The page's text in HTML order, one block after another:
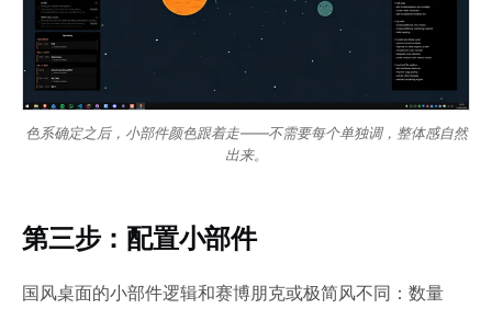
色系确定之后，小部件颜色跟着走——不需要每个单独调，整体感自然
出来。
第三步：配置小部件
国风桌面的小部件逻辑和赛博朋克或极简风不同：数量